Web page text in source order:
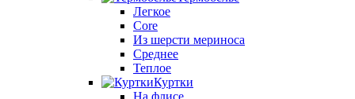
Легкое
Core
Из шерсти мериноса
Среднее
Теплое
Куртки
На флисе